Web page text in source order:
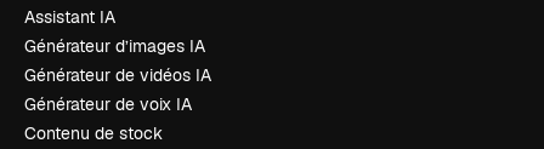
Assistant IA
Générateur d’images IA
Générateur de vidéos IA
Générateur de voix IA
Contenu de stock